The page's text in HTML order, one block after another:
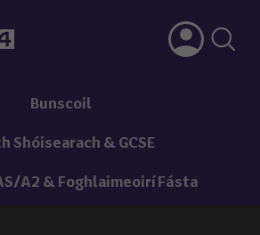
Bunscoil
Shóisearach & GCSE
A2 & Foghlaimeoirí Fásta